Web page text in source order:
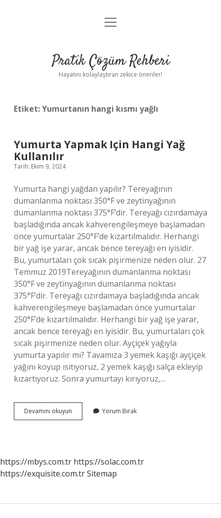
Anasayfa
Yasal Uyarı
menüyü
Pratik Çözüm Rehberi
Hayatını kolaylaştıran zekice öneriler!
Etiket:Yumurtanın hangi kısmı yağlı
Yumurta Yapmak Için Hangi Yağ
Kullanılır
Tarih: Ekim 9, 2024
Yumurta hangi yağdan yapılır? Tereyağının
dumanlanma noktası 350°F ve zeytinyağının
dumanlanma noktası 375°F’dir. Tereyağı cızırdamaya
başladığında ancak kahverengileşmeye başlamadan
önce yumurtalar 250°F’de kızartılmalıdır. Herhangi
bir yağ işe yarar, ancak bence tereyağı en iyisidir.
Bu, yumurtaları çok sıcak pişirmenize neden olur. 27
Temmuz 2019Tereyağının dumanlanma noktası
350°F ve zeytinyağının dumanlanma noktası
375°F’dir. Tereyağı cızırdamaya başladığında ancak
kahverengileşmeye başlamadan önce yumurtalar
250°F’de kızartılmalıdır. Herhangi bir yağ işe yarar,
ancak bence tereyağı en iyisidir. Bu, yumurtaları çok
sıcak pişirmenize neden olur. Ayçiçek yağıyla
yumurta yapılır mı? Tavamıza 3 yemek kaşığı ayçiçek
yağını koyup ısıtıyoruz, 2 yemek kaşığı salça ekleyip
kızartıyoruz. Sonra yumurtayı kırıyoruz,…
Devamını okuyun Yumurta
Yapmak
Yorum Bırak
https://mbys.com.tr https://solac.com.tr
https://exquisite.com.trSitemap